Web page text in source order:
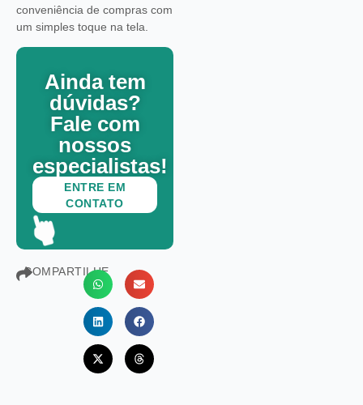
conveniência de compras com
um simples toque na tela.
Ainda tem
dúvidas?
Fale com
nossos
especialistas!
ENTRE EM
CONTATO
COMPARTILHE